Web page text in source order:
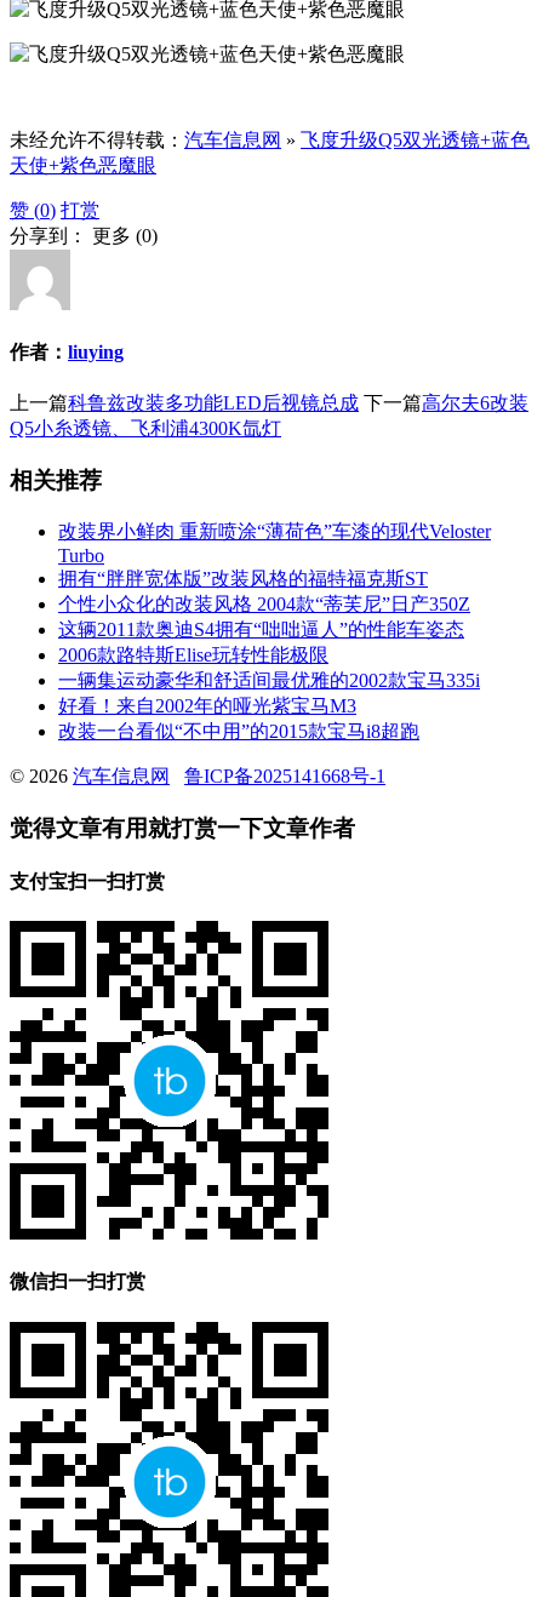
未经允许不得转载： 汽车信息网 » 飞度升级Q5双光透镜+蓝色
天使+紫色恶魔眼
赞 (0) 打赏
分享到： 更多 (0)
作者： liuying
上一篇科鲁兹改装多功能LED后视镜总成 下一篇高尔夫6改装
Q5小糸透镜、飞利浦4300K氙灯
相关推荐
改装界小鲜肉 重新喷涂“薄荷色”车漆的现代Veloster
Turbo
拥有“胖胖宽体版”改装风格的福特福克斯ST
个性小众化的改装风格 2004款“蒂芙尼”日产350Z
这辆2011款奥迪S4拥有“咄咄逼人”的性能车姿态
2006款路特斯Elise玩转性能极限
一辆集运动豪华和舒适间最优雅的2002款宝马335i
好看！来自2002年的哑光紫宝马M3
改装一台看似“不中用”的2015款宝马i8超跑
© 2026 汽车信息网 鲁ICP备2025141668号-1
觉得文章有用就打赏一下文章作者
支付宝扫一扫打赏
微信扫一扫打赏